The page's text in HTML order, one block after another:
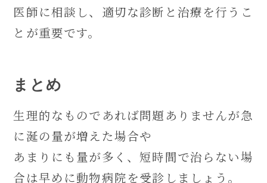
医師に相談し、適切な診断と治療を行うこ
とが重要です。
まとめ
生理的なものであれば問題ありませんが急
に涎の量が増えた場合や
あまりにも量が多く、短時間で治らない場
合は早めに動物病院を受診しましょう。